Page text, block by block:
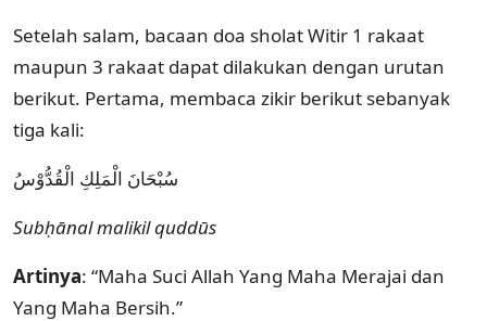
Setelah salam, bacaan doa sholat Witir 1 rakaat
maupun 3 rakaat dapat dilakukan dengan urutan
berikut. Pertama, membaca zikir berikut sebanyak
tiga kali:
سُبْحَانَ الْمَلِكِ الْقُدُّوْسُ
Subḥānal malikil quddūs
Artinya: “Maha Suci Allah Yang Maha Merajai dan
Yang Maha Bersih.”